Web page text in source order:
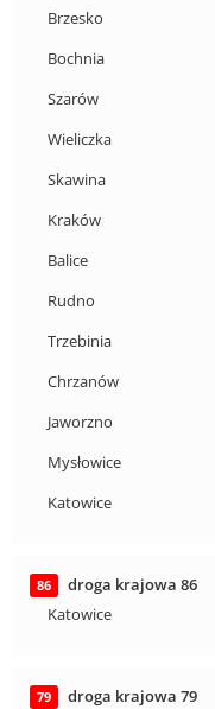
Brzesko
Bochnia
Szarów
Wieliczka
Skawina
Kraków
Balice
Rudno
Trzebinia
Chrzanów
Jaworzno
Mysłowice
Katowice
86
droga krajowa 86
Katowice
79
droga krajowa 79